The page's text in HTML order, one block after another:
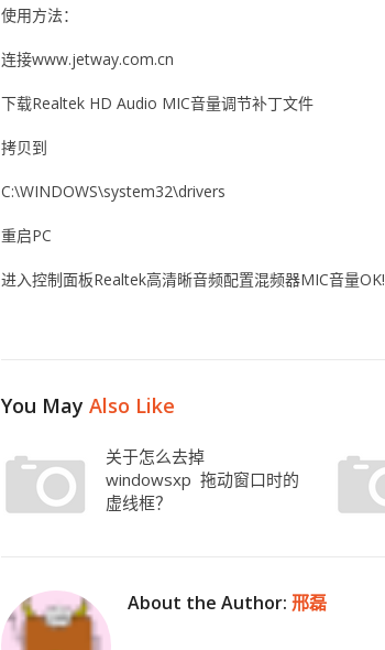
使用方法：
连接www.jetway.com.cn
下载Realtek HD Audio MIC音量调节补丁文件
拷贝到
C:\WINDOWS\system32\drivers
重启PC
进入控制面板Realtek高清晰音频配置混频器MIC音量OK!
You May Also Like
关于怎么去掉
windowsxp 拖动窗口时的
虚线框？
About the Author: 邢磊